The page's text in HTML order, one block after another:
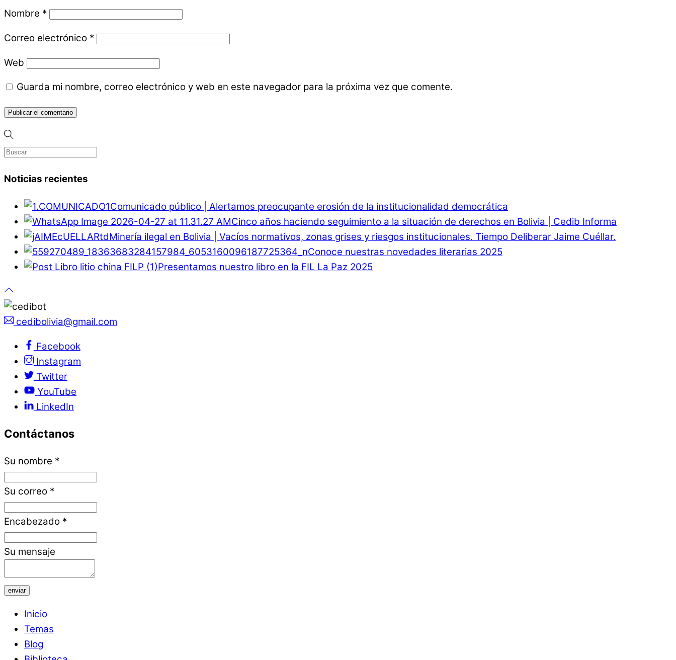
Nombre *
Correo electrónico *
Web
Guarda mi nombre, correo electrónico y web en este navegador para la próxima vez que comente.
Noticias recientes
Comunicado público | Alertamos preocupante erosión de la institucionalidad democrática
Cinco años haciendo seguimiento a la situación de derechos en Bolivia | Cedib Informa
Minería ilegal en Bolivia | Vacíos normativos, zonas grises y riesgos institucionales. Tiempo Deliberar Jaime Cuéllar.
Conoce nuestras novedades literarias 2025
Presentamos nuestro libro en la FIL La Paz 2025
cedibolivia@gmail.com
Facebook
Instagram
Twitter
YouTube
LinkedIn
Contáctanos
Su nombre *
Su correo *
Encabezado *
Su mensaje
enviar
Inicio
Temas
Blog